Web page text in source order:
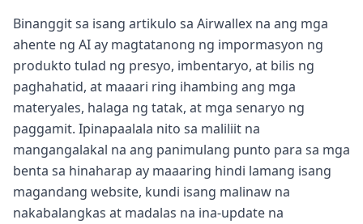
Binanggit sa isang artikulo sa Airwallex na ang mga
ahente ng AI ay magtatanong ng impormasyon ng
produkto tulad ng presyo, imbentaryo, at bilis ng
paghahatid, at maaari ring ihambing ang mga
materyales, halaga ng tatak, at mga senaryo ng
paggamit. Ipinapaalala nito sa maliliit na
mangangalakal na ang panimulang punto para sa mga
benta sa hinaharap ay maaaring hindi lamang isang
magandang website, kundi isang malinaw na
nakabalangkas at madalas na ina-update na